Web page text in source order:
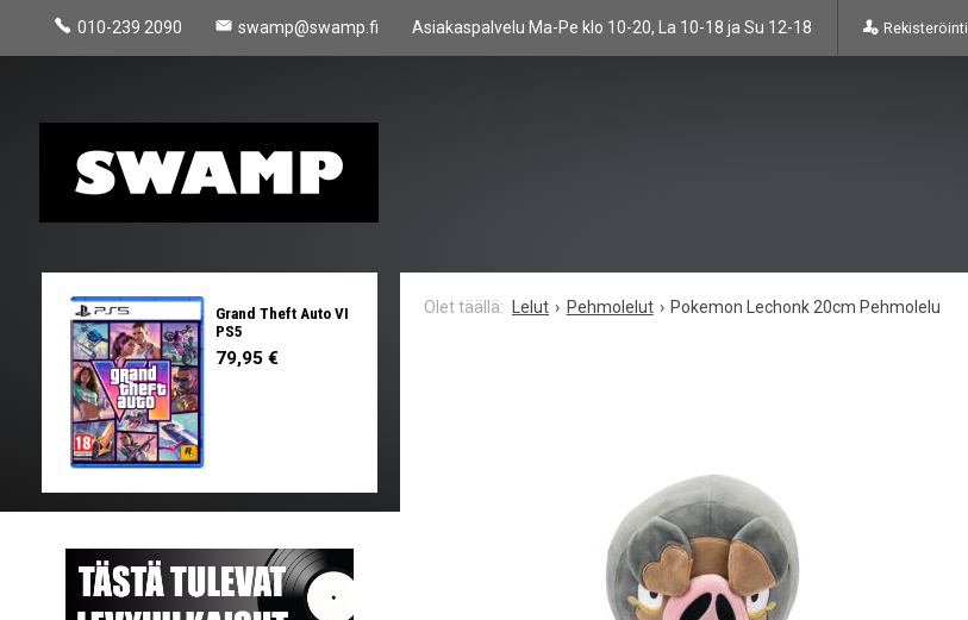
010-239 2090 swamp@swamp.fi Asiakaspalvelu Ma-Pe klo 10-20, La 10-18 ja Su 12-18 Rekisteröinti
Lelut Pehmolelut Pokemon Lechonk 20cm Pehmolelu
Grand Theft Auto VI
PS5
79,95 €